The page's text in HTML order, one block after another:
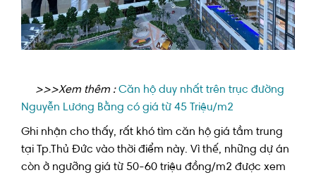
>>>Xem thêm : Căn hộ duy nhất trên trục đường
Nguyễn Lương Bằng có giá từ 45 Triệu/m2
Ghi nhận cho thấy, rất khó tìm căn hộ giá tầm trung
tại Tp.Thủ Đức vào thời điểm này. Vì thế, những dự án
còn ở ngưỡng giá từ 50-60 triệu đồng/m2 được xem